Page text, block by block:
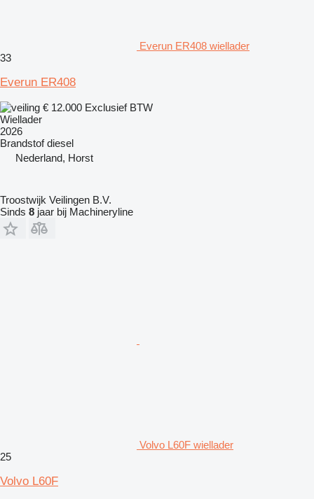
Everun ER408 wiellader
33
Everun ER408
€ 12.000 Exclusief BTW
Wiellader
2026
Brandstof diesel
Nederland, Horst
Troostwijk Veilingen B.V.
Sinds 8 jaar bij Machineryline
Volvo L60F wiellader
25
Volvo L60F